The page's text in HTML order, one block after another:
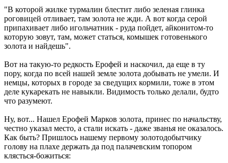
"В которой жилке турмалин блестит либо зеленая глинка
роговицей отливает, там золота не жди. А вот когда серой
припахивает либо игольчатник - руда пойдет, айконитом-то
которую зовут, там, может статься, комышек готовенького
золота и найдешь".
Вот на такую-то редкость Ерофей и наскочил, да еще в ту
пору, когда по всей нашей земле золота добывать не умели. И
немцы, которых в городе за сведущих кормили, тоже в этом
деле кукарекать не навыкли. Видимость только делали, будто
что разумеют.
Ну, вот... Нашел Ерофей Марков золота, принес по начальству,
честно указал место, а стали искать - даже званья не оказалось.
Как быть? Пришлось нашему первому золотодобытчику
голову на плахе держать да под палачевским топором
клясться-божиться: